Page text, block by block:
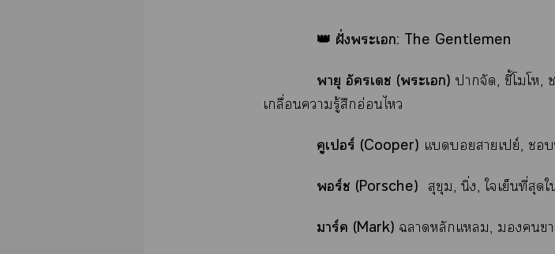
👑 ฝั่งะเ: The Gentlemen
พายุ อัครเ (ะเ) าจัด, ขี้โโ,
เกลื่อนารู้สึกอ่อนไ
คูเร์ (Cooper) แดยาเปย์,
ร์ช (Porsche) สุขุม, นิ่ง, ใเย็นที่สุด
มาร์ค (Mark) าหลักแม,